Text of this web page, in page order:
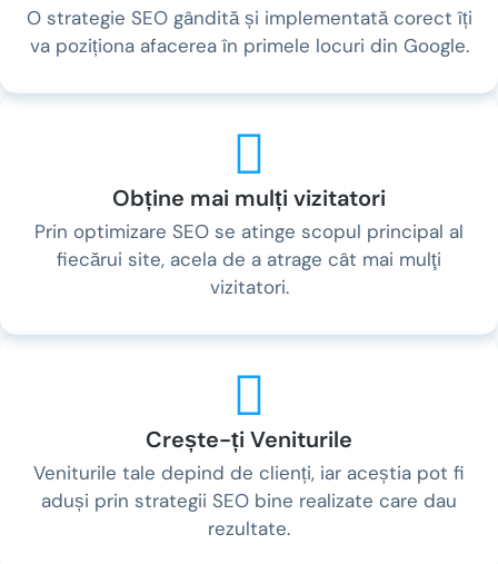
O strategie SEO gândită și implementată corect îți
va poziționa afacerea în primele locuri din Google.
Obține mai mulți vizitatori
Prin optimizare SEO se atinge scopul principal al
fiecărui site, acela de a atrage cât mai mulţi
vizitatori.
Crește-ți Veniturile
Veniturile tale depind de clienți, iar aceștia pot fi
aduși prin strategii SEO bine realizate care dau
rezultate.